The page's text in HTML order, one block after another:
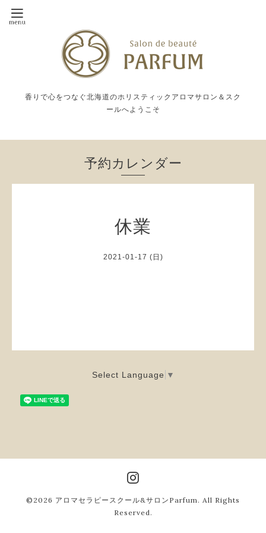
香りで心をつなぐ北海道のホリスティックアロマサロン＆スク
ールへようこそ
予約カレンダー
休業
2021-01-17 (日)
Select Language ▼
©2026 アロマセラピースクール&サロンParfum . All Rights
Reserved.